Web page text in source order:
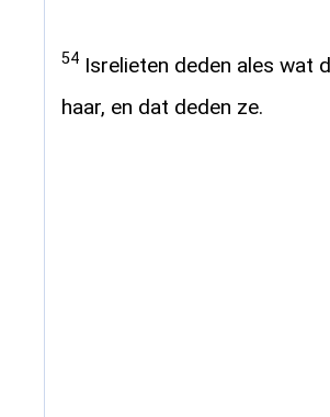
54 Isrelieten deden ales wat
haar, en dat deden ze.